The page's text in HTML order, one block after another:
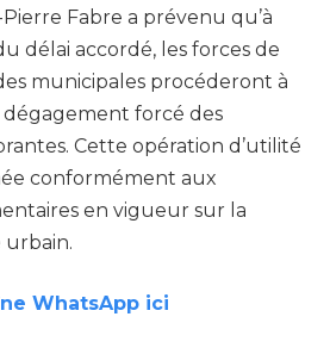
Fabre a prévenu qu’à
délai accordé, les forces de
municipales procéderont à
forcé des
Cette opération d’utilité
conformément aux
en vigueur sur la
urbain.
WhatsApp ici